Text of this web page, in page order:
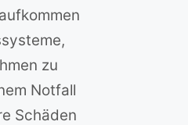
zu
Notfall
Schäden